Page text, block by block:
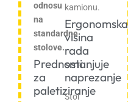
odnosu
na
standardne
stolove.
Prednosti
za
paletiziranje
kamionu.
Ergonomska
visina
rada
smanjuje
naprezanje
Stol